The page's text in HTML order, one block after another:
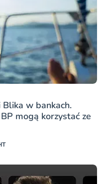
w bankach.
mogą korzystać ze